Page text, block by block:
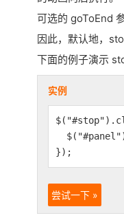
可选的 goToEnd
因此，默认地，
下面的例子演示
实例
});
尝试一下 »